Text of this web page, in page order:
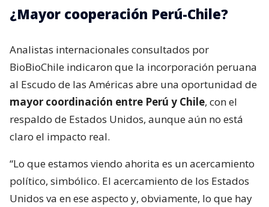
¿Mayor cooperación Perú-Chile?
Analistas internacionales consultados por
BioBioChile indicaron que la incorporación peruana
al Escudo de las Américas abre una oportunidad de
mayor coordinación entre Perú y Chile, con el
respaldo de Estados Unidos, aunque aún no está
claro el impacto real.
“Lo que estamos viendo ahorita es un acercamiento
político, simbólico. El acercamiento de los Estados
Unidos va en ese aspecto y, obviamente, lo que hay